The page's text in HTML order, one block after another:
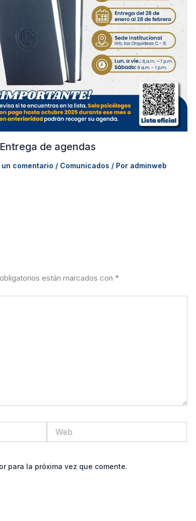
Entrega de agendas
un comentario / Comunicados / Por adminweb
están marcados con *
para la próxima vez que comente.